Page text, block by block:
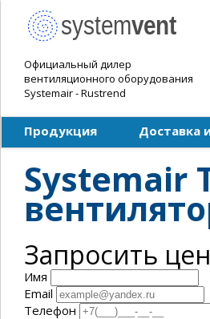
Официальный дилер
вентиляционного оборудования
Systemair - Rustrend
Продукция Доставка
Systemair
Запросить
Имя
Email
Телефон